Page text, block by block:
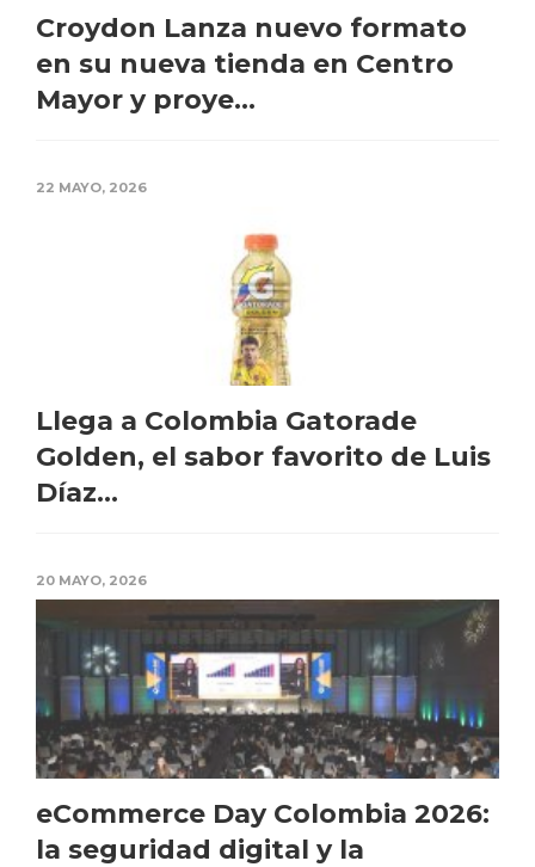
Croydon Lanza nuevo formato
en su nueva tienda en Centro
Mayor y proye...
22 MAYO, 2026
Llega a Colombia Gatorade
Golden, el sabor favorito de Luis
Díaz...
20 MAYO, 2026
eCommerce Day Colombia 2026:
la seguridad digital y la